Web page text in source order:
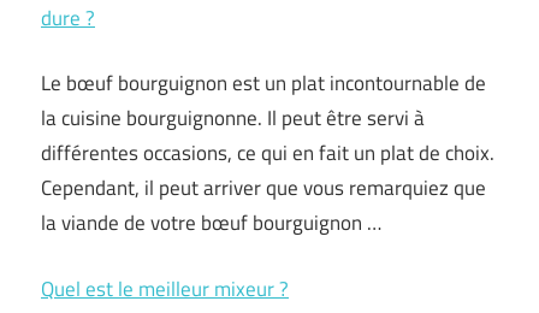
dure ?
Le bœuf bourguignon est un plat incontournable de
la cuisine bourguignonne. Il peut être servi à
différentes occasions, ce qui en fait un plat de choix.
Cependant, il peut arriver que vous remarquiez que
la viande de votre bœuf bourguignon …
Quel est le meilleur mixeur ?